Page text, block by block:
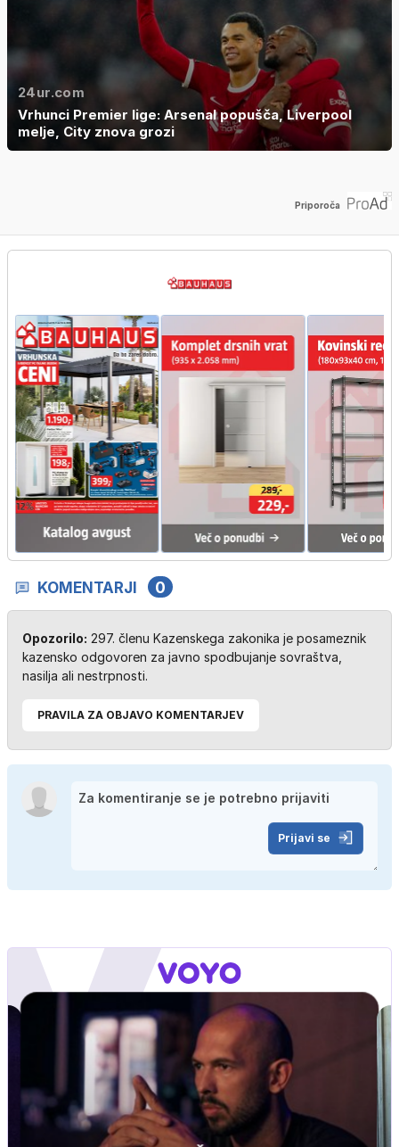
24ur.com
Vrhunci Premier lige: Arsenal popušča, Liverpool
melje, City znova grozi
Priporoča
KOMENTARJI 0
Opozorilo: 297. členu Kazenskega zakonika je posameznik
kazensko odgovoren za javno spodbujanje sovraštva,
nasilja ali nestrpnosti.
PRAVILA ZA OBJAVO KOMENTARJEV
Prijavi se